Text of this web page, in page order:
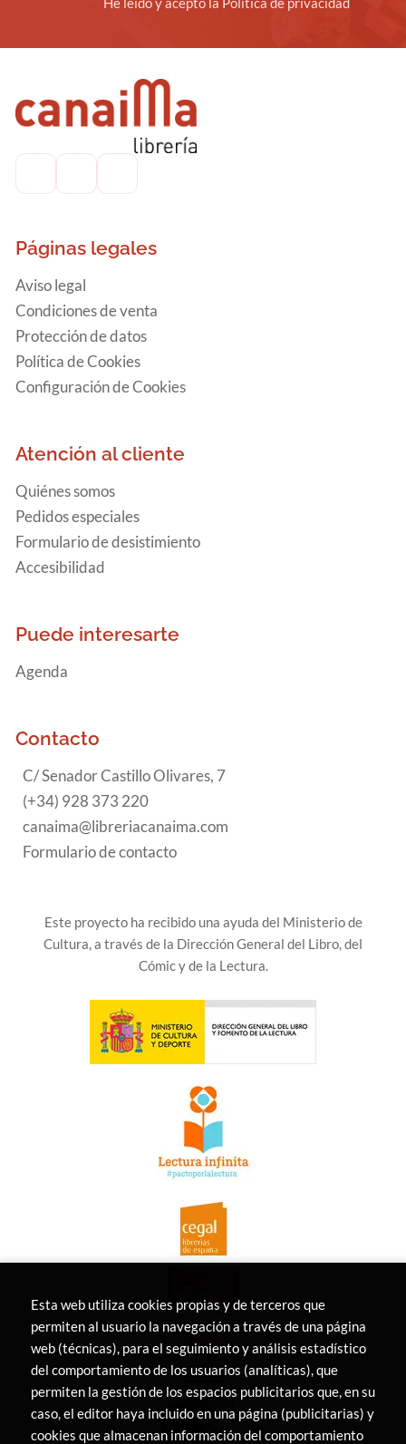
Páginas legales
Aviso legal
Condiciones de venta
Protección de datos
Política de Cookies
Configuración de Cookies
Atención al cliente
Quiénes somos
Pedidos especiales
Formulario de desistimiento
Accesibilidad
Puede interesarte
Agenda
Contacto
C/ Senador Castillo Olivares, 7
(+34) 928 373 220
canaima@libreriacanaima.com
Formulario de contacto
Este proyecto ha recibido una ayuda del Ministerio de
Cultura, a través de la Dirección General del Libro, del
Cómic y de la Lectura.
Esta web utiliza cookies propias y de terceros que
permiten al usuario la navegación a través de una página
web (técnicas), para el seguimiento y análisis estadístico
del comportamiento de los usuarios (analíticas), que
permiten la gestión de los espacios publicitarios que, en su
caso, el editor haya incluido en una página (publicitarias) y
cookies que almacenan información del comportamiento